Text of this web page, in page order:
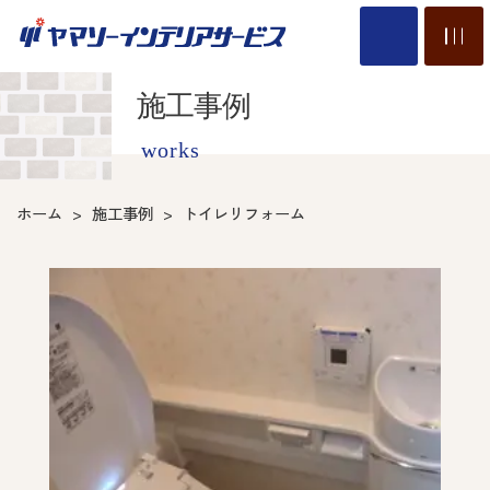
施工事例
works
ホーム 施工事例 トイレリフォーム